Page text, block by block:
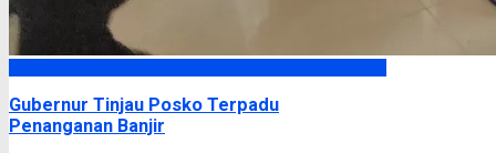
Gubernur Tinjau Posko Terpadu
Penanganan Banjir